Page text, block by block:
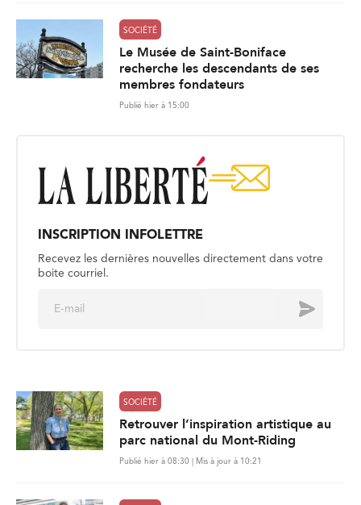
SOCIÉTÉ
Le Musée de Saint-Boniface
recherche les descendants de ses
membres fondateurs
Publié hier à 15:00
INSCRIPTION INFOLETTRE
Recevez les dernières nouvelles directement dans votre
boite courriel.
Envoyer
SOCIÉTÉ
Retrouver l’inspiration artistique au
parc national du Mont-Riding
Publié hier à 08:30 | Mis à jour à 10:21